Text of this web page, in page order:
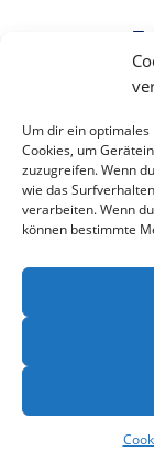
Um dir ein optimales
Cookies, um
zuzugreifen. Wenn
wie das
verarbeiten. Wenn
können bestimmte
Home|